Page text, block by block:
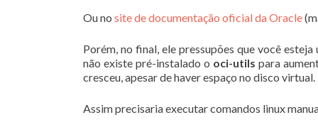
Ou no site de documentação oficial da Oracle
Porém, no final, ele pressupões que você
não existe pré-instalado o oci-utils para
cresceu, apesar de haver espaço no disco virtual.
Assim precisaria executar comandos linux